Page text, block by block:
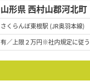
山形県 西村山郡河北町
さくらんぼ東根駅 (JR奥羽本線)
有／上限２万円※社内規定に従う